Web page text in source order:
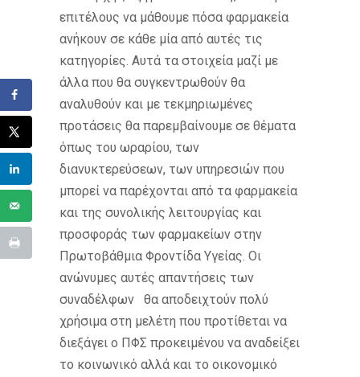
επιτέλους να μάθουμε πόσα φαρμακεία
ανήκουν σε κάθε μία από αυτές τις
κατηγορίες. Αυτά τα στοιχεία μαζί με
άλλα που θα συγκεντρωθούν θα
αναλυθούν και με τεκμηριωμένες
προτάσεις θα παρεμβαίνουμε σε θέματα
όπως του ωραρίου, των
διανυκτερεύσεων, των υπηρεσιών που
μπορεί να παρέχονται από τα φαρμακεία
και της συνολικής λειτουργίας και
προσφοράς των φαρμακείων στην
Πρωτοβάθμια Φροντίδα Υγείας. Οι
ανώνυμες αυτές απαντήσεις των
συναδέλφων θα αποδειχτούν πολύ
χρήσιμα στη μελέτη που προτίθεται να
διεξάγει ο ΠΦΣ προκειμένου να αναδείξει
το κοινωνικό αλλά και το οικονομικό